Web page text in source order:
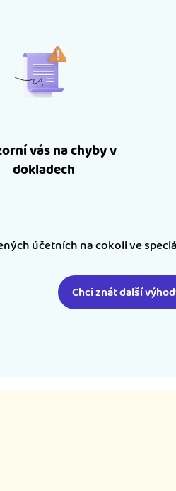
vás na chyby v
dokladech
účetních na cokoli ve
Chci znát další